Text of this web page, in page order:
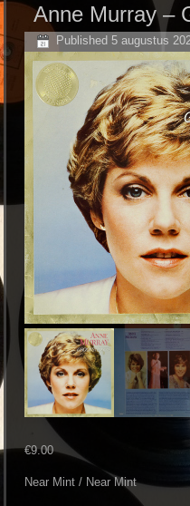
Anne Murray ‎–
Published 5 augustus
€9.00
Near Mint / Near Mint